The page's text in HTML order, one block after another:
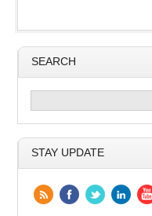
SEARCH
STAY UPDATE